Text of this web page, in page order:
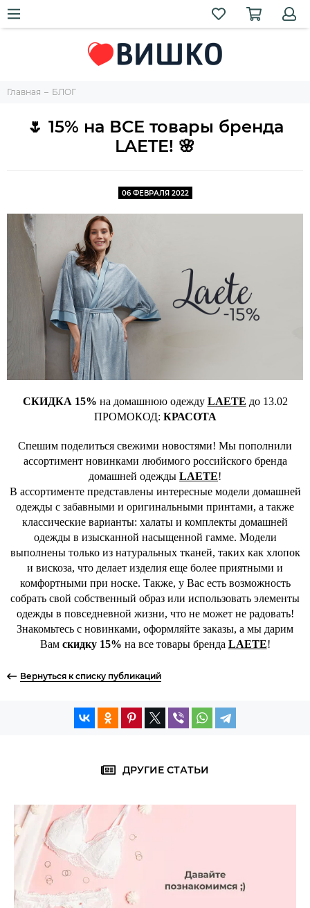
Главная БЛОГ
🌷 15% на ВСЕ товары бренда
LAETE! 🌸
06 ФЕВРАЛЯ 2022
СКИДКА 15% на домашнюю одежду LAETE до 13.02
ПРОМОКОД: КРАСОТА
Спешим поделиться свежими новостями! Мы пополнили
ассортимент новинками любимого российского бренда
домашней одежды LAETE!
В ассортименте представлены интересные модели домашней
одежды с забавными и оригинальными принтами, а также
классические варианты: халаты и комплекты домашней
одежды в изысканной насыщенной гамме. Модели
выполнены только из натуральных тканей, таких как хлопок
и вискоза, что делает изделия еще более приятными и
комфортными при носке. Также, у Вас есть возможность
собрать свой собственный образ или использовать элементы
одежды в повседневной жизни, что не может не радовать!
Знакомьтесь с новинками, оформляйте заказы, а мы дарим
Вам скидку 15% на все товары бренда LAETE!
Вернуться к списку публикаций
ДРУГИЕ СТАТЬИ